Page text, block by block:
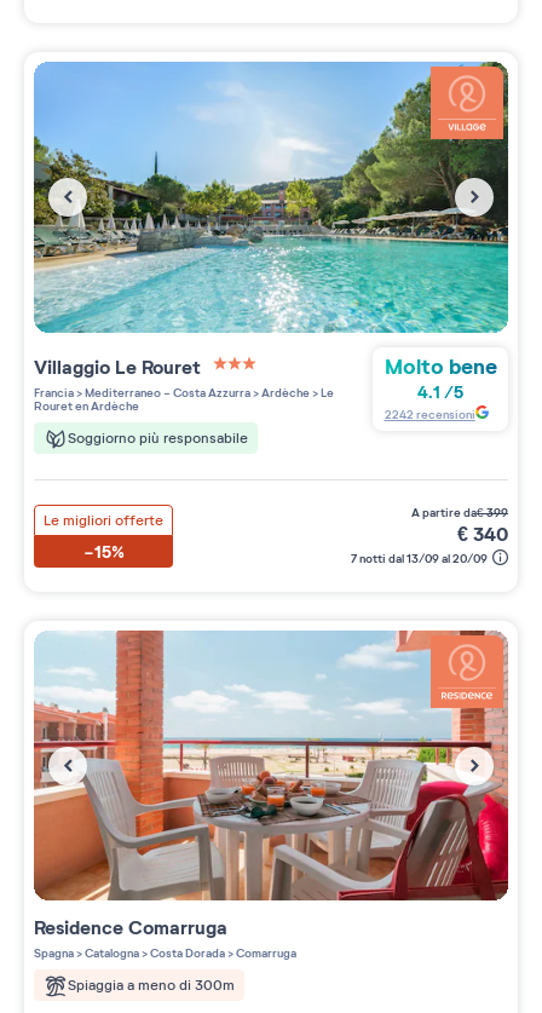
Villaggio Le Rouret
3 étoiles sur 5
Francia>Mediterraneo - Costa Azzurra>Ardèche>Le
Rouret en Ardèche
Soggiorno più responsabile
Molto bene
4.1 /5
2242 recensioni
Le migliori offerte
-15%
a partire da€399
€340
7 notti dal 13/09 al 20/09
ResidenceComarruga
Spagna>Catalogna>Costa Dorada>Comarruga
Spiaggia a meno di 300m